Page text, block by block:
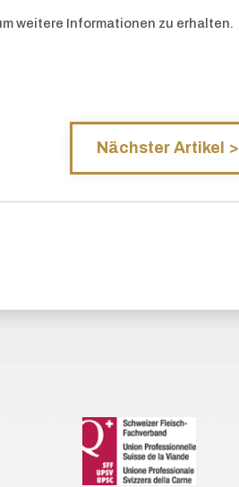
weitere Informationen zu erhalten.
Nächster Artikel >